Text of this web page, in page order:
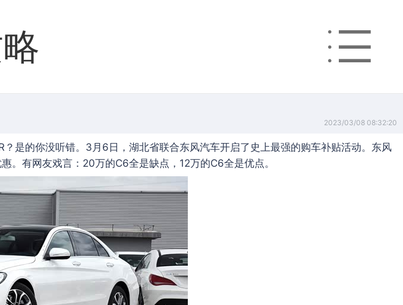
2023/03/08 08:32:20
的你没听错。3月6日，湖北省联合东风汽车开启了史上最强的购车补贴活动。东风
有网友戏言：20万的C6全是缺点，12万的C6全是优点。